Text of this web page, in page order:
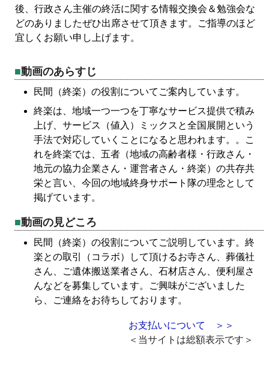
後、行政さん主催の終活に関する情報交換会＆勉強会な
どのありましたぜひ出席させて頂きます。ご指導のほど
宜しくお願い申し上げます。
動画のあらすじ
民間（終楽）の役割についてご案内しています。
終楽は、地域一つ一つを丁寧なサービス提供で積み
上げ、サービス（値入）ミックスと全国展開という
手法で対応していくことになると思われます。。こ
れを終楽では、五者（地域の高齢者様・行政さん・
地元の協力企業さん・運営者さん・終楽）の共存共
栄と言い、今回の地域終身サポート隊の理念として
掲げています。
動画の見どころ
民間（終楽）の役割についてご説明しています。終
楽との取引（コラボ）して頂けるお寺さん、葬儀社
さん、ご遺体搬送業者さん、石材店さん、便利屋さ
んなどを募集しています。ご興味がございました
ら、ご連絡をお待ちしております。
お支払いについて ＞＞
＜当サイトは総額表示です＞